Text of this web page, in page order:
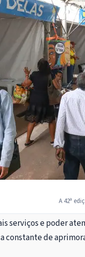
A 42ª
serviços e poder
constante de